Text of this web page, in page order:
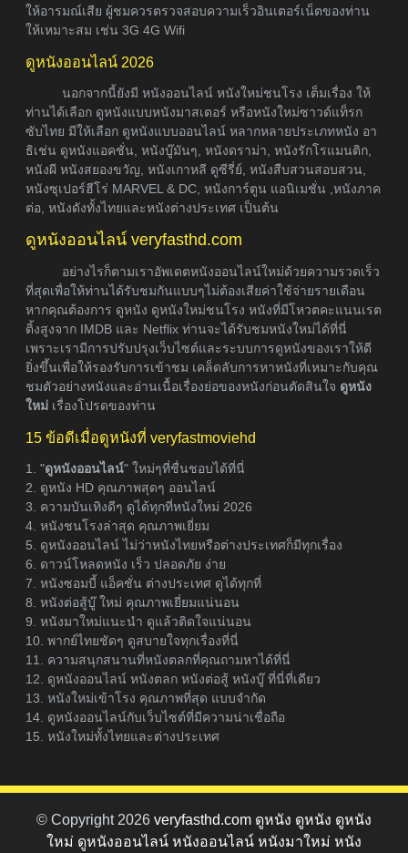
ให้อารมณ์เสีย ผู้ชมควรตรวจสอบความเร็วอินเตอร์เน็ตของท่าน
ให้เหมาะสม เช่น 3G 4G Wifi
ดูหนังออนไลน์ 2026
นอกจากนี้ยังมี หนังออนไลน์ หนังใหม่ชนโรง เต็มเรื่อง ให้
ท่านได้เลือก ดูหนังแบบหนังมาสเตอร์ หรือหนังใหม่ซาวด์แท็รก
ซับไทย มีให้เลือก ดูหนังแบบออนไลน์ หลากหลายประเภทหนัง อา
ธิเช่น ดูหนังแอคชั่น, หนังบู๊มันๆ, หนังดราม่า, หนังรักโรแมนติก,
หนังผี หนังสยองขวัญ, หนังเกาหลี ดูซีรี่ย์, หนังสืบสวนสอบสวน,
หนังซุเปอร์ฮีโร่ MARVEL & DC, หนังการ์ตูน แอนิเมชั่น ,หนังภาค
ต่อ, หนังดังทั้งไทยและหนังต่างประเทศ เป็นต้น
ดูหนังออนไลน์ veryfasthd.com
อย่างไรก็ตามเราอัพเดตหนังออนไลน์ใหม่ด้วยความรวดเร็ว
ที่สุดเพื่อให้ท่านได้รับชมกันแบบๆไม่ต้องเสียค่าใช้จ่ายรายเดือน
หากคุณต้องการ ดูหนัง ดูหนังใหม่ชนโรง หนังที่มีโหวตคะแนนเรต
ติ้งสูงจาก IMDB และ Netflix ท่านจะได้รับชมหนังใหม่ได้ที่นี่
เพราะเรามีการปรับปรุงเว็บไซต์และระบบการดูหนังของเราให้ดี
ยิ่งขึ้นเพื่อให้รองรับการเข้าชม เคล็ดลับการหาหนังที่เหมาะกับคุณ
ชมตัวอย่างหนังและอ่านเนื้อเรื่องย่อของหนังก่อนตัดสินใจ ดูหนัง
ใหม่ เรื่องโปรดของท่าน
15 ข้อดีเมื่อดูหนังที่ veryfastmoviehd
1. "ดูหนังออนไลน์" ใหม่ๆที่ชื่นชอบได้ที่นี่
2. ดูหนัง HD คุณภาพสุดๆ ออนไลน์
3. ความบันเทิงดีๆ ดูได้ทุกที่หนังใหม่ 2026
4. หนังชนโรงล่าสุด คุณภาพเยี่ยม
5. ดูหนังออนไลน์ ไม่ว่าหนังไทยหรือต่างประเทศก็มีทุกเรื่อง
6. ดาวน์โหลดหนัง เร็ว ปลอดภัย ง่าย
7. หนังซอมบี้ แอ็คชั่น ต่างประเทศ ดูได้ทุกที่
8. หนังต่อสู้บู๊ ใหม่ คุณภาพเยี่ยมแน่นอน
9. หนังมาใหม่แนะนำ ดูแล้วติดใจแน่นอน
10. พากย์ไทยชัดๆ ดูสบายใจทุกเรื่องที่นี่
11. ความสนุกสนานที่หนังตลกที่คุณถามหาได้ที่นี่
12. ดูหนังออนไลน์ หนังตลก หนังต่อสู้ หนังบู๊ ที่นี่ที่เดียว
13. หนังใหม่เข้าโรง คุณภาพที่สุด แบบจำกัด
14. ดูหนังออนไลน์กับเว็บไซต์ที่มีความน่าเชื่อถือ
15. หนังใหม่ทั้งไทยและต่างประเทศ
© Copyright 2026 veryfasthd.com ดูหนัง ดูหนัง ดูหนัง
ใหม่ ดูหนังออนไลน์ หนังออนไลน์ หนังมาใหม่ หนัง